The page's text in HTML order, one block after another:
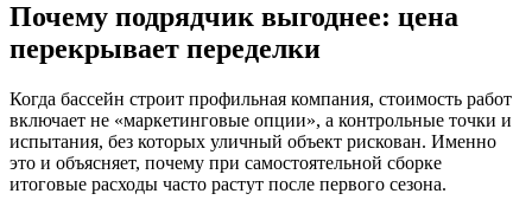
Почему подрядчик выгоднее: цена
перекрывает переделки
Когда бассейн строит профильная компания, стоимость работ
включает не «маркетинговые опции», а контрольные точки и
испытания, без которых уличный объект рискован. Именно
это и объясняет, почему при самостоятельной сборке
итоговые расходы часто растут после первого сезона.